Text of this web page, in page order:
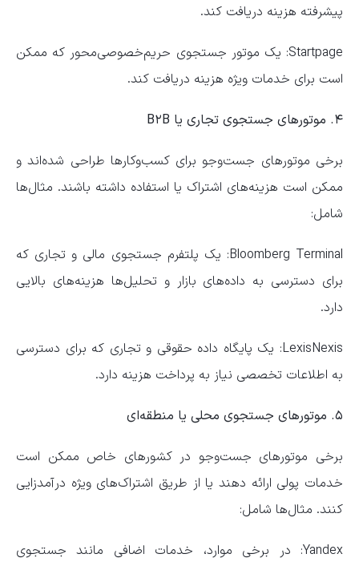
پیشرفته هزینه دریافت کند.
Startpage: یک موتور جستجوی حریم‌خصوصی‌محور که ممکن
است برای خدمات ویژه هزینه دریافت کند.
۴. موتور‌های جستجوی تجاری یا B۲B
برخی موتور‌های جست‌و‌جو برای کسب‌وکار‌ها طراحی شده‌اند و
ممکن است هزینه‌های اشتراک یا استفاده داشته باشند. مثال‌ها
شامل:
Bloomberg Terminal: یک پلتفرم جستجوی مالی و تجاری که
برای دسترسی به داده‌های بازار و تحلیل‌ها هزینه‌های بالایی
دارد.
LexisNexis: یک پایگاه داده حقوقی و تجاری که برای دسترسی
به اطلاعات تخصصی نیاز به پرداخت هزینه دارد.
۵. موتور‌های جستجوی محلی یا منطقه‌ای
برخی موتور‌های جست‌و‌جو در کشور‌های خاص ممکن است
خدمات پولی ارائه دهند یا از طریق اشتراک‌های ویژه درآمدزایی
کنند. مثال‌ها شامل:
Yandex: در برخی موارد، خدمات اضافی مانند جستجوی